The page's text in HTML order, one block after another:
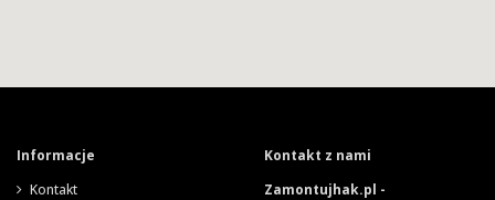
Informacje
Kontakt
Kontakt z nami
Zamontujhak.pl -